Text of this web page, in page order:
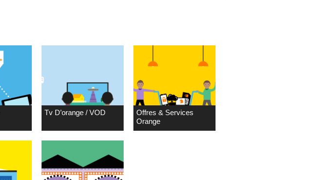
Tv D’orange / VOD
Offres & Services
Orange